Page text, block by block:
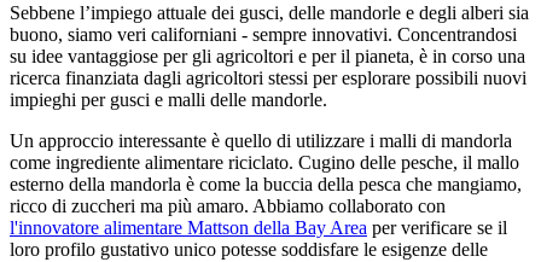
Sebbene l’impiego attuale dei gusci, delle mandorle e degli alberi sia
buono, siamo veri californiani - sempre innovativi. Concentrandosi
su idee vantaggiose per gli agricoltori e per il pianeta, è in corso una
ricerca finanziata dagli agricoltori stessi per esplorare possibili nuovi
impieghi per gusci e malli delle mandorle.
Un approccio interessante è quello di utilizzare i malli di mandorla
come ingrediente alimentare riciclato. Cugino delle pesche, il mallo
esterno della mandorla è come la buccia della pesca che mangiamo,
ricco di zuccheri ma più amaro. Abbiamo collaborato con
l'innovatore alimentare Mattson della Bay Area per verificare se il
loro profilo gustativo unico potesse soddisfare le esigenze delle